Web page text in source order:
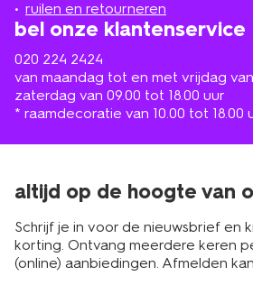
ruilen en retourneren
bel onze klantenservice
020 224 2424
van maandag tot en met vrijdag
zaterdag van 09.00 tot 18.00 uur
* raamdecoratie van 10.00 tot 18.00
altijd op de hoogte van
Schrijf je in voor de nieuwsbrief en
korting. Ontvang meerdere keren
(online) aanbiedingen. Afmelden